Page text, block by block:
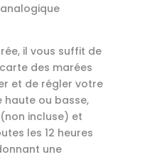
il vous suffit de
des marées
et de régler votre
haute ou basse,
incluse) et
les 12 heures
une